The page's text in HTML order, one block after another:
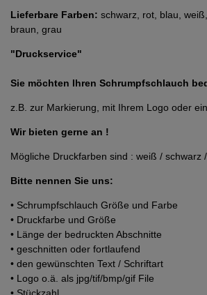
Lieferbare Farben: schwarz, rot, blau,
braun, grau
"Druckservice"
Sie möchten Ihren Schrumpfschlauch
z.B. zur Markierung, mit Ihrem Logo oder
Wir bieten gerne an !
Mögliche Druckfarben sind : weiß / schwarz
Bitte nennen Sie uns:
• Schrumpfschlauch Größe und Farbe
• Druckfarbe und Größe
• Länge der bedruckten Abschnitte
• geschnitten oder fortlaufend
• den gewünschten Text / Schriftart
• Logo o.ä. als jpg/tif/bmp/gif File